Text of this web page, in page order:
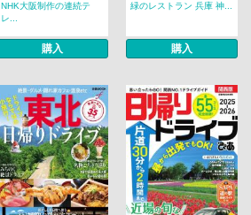
NHK大阪制作の連続テ
レ...
購入
緑のレストラン 兵庫 神...
購入